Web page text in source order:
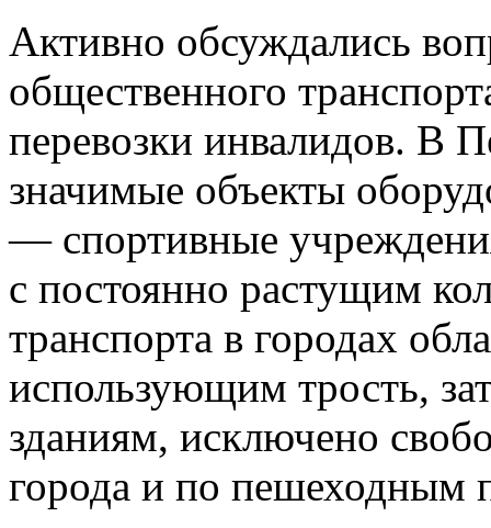
Активно обсуждались
общественного
перевозки инвалидов. В
значимые объекты
— спортивные
с постоянно растущим
транспорта в городах
использующим трость,
зданиям, исключено
города и по пешеходным